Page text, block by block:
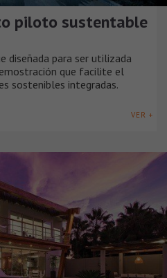
piloto sustentable
diseñada para ser utilizada
que facilite el
sostenibles integradas.
VER +